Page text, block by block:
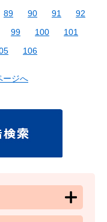
89 90 91
92
99 100
101
106
ージへ